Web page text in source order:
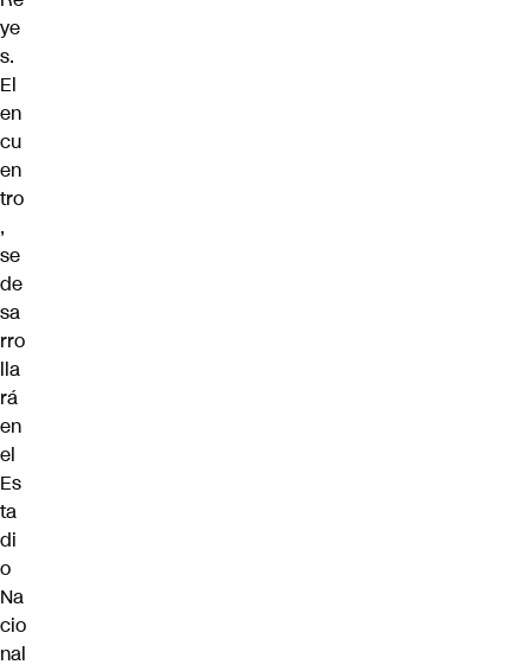
ye
s.
El
en
cu
en
tro
,
se
de
sa
rro
lla
rá
en
el
Es
ta
di
o
Na
cio
nal